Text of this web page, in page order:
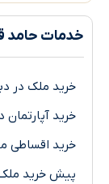
حامد
ملک در دبی
آپارتمان در دبی
اقساطی ملک در
خرید ملک در دبی